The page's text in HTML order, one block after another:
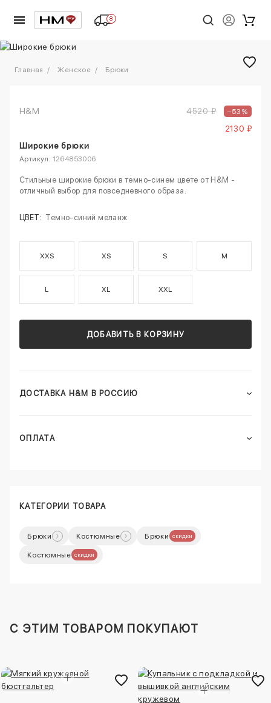
8
1/6
Главная Женское Брюки
H&M 4520 ₽ –53%
2130 ₽
Широкие брюки
Артикул: 1264853006
Стильные широкие брюки в темно-синем цвете от H&M -
отличный выбор для повседневного образа.
ЦВЕТ: Темно-синий меланж
XXS XS S M
L XL XXL
ДОБАВИТЬ В КОРЗИНУ
ДОСТАВКА H&M В РОССИЮ
ОПЛАТА
КАТЕГОРИИ ТОВАРА
Брюки Костюмные Брюки скидки
Костюмные скидки
C ЭТИМ ТОВАРОМ ПОКУПАЮТ